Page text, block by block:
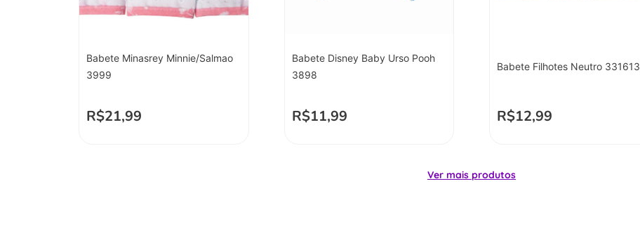
Babete Minasrey Minnie/Salmao
3999
R$21,99
Babete Disney Baby Urso Pooh
3898
R$11,99
Babete Filhotes Neutro 331613
R$12,99
Ver mais produtos